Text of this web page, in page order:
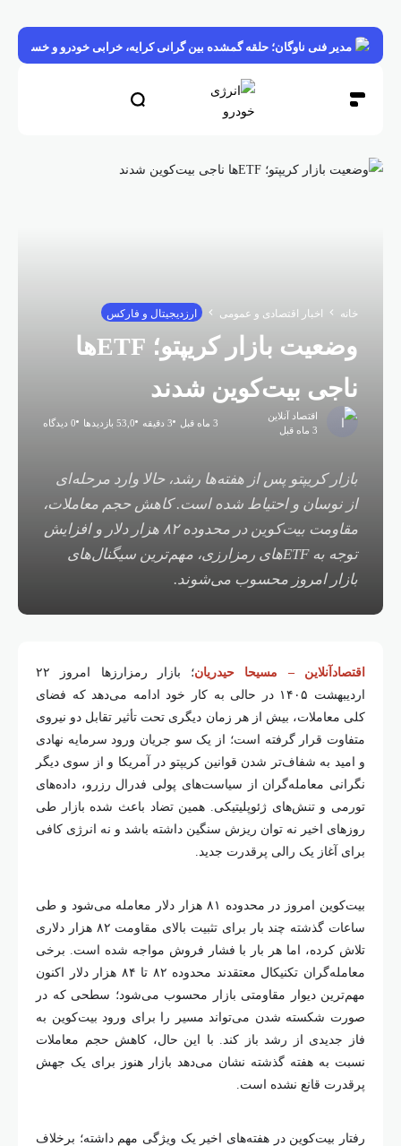
مدیر فنی ناوگان؛ حلقه گمشده بین گرانی کرایه، خرابی خودرو و خسارت بار
اخبار اقتصادی و عمومی ارزدیجیتال و فارکس
وضعیت بازار کریپتو؛ ETFها
ناجی بیت‌کوین شدند
اقتصاد آنلاین
3 دقیقه 53,0 بازدیدها 0 دیدگاه
بازار کریپتو پس از هفته‌ها رشد، حالا وارد مرحله‌ای
از نوسان و احتیاط شده است. کاهش حجم معاملات،
مقاومت بیت‌کوین در محدوده ۸۲ هزار دلار و افزایش
توجه به ETFهای رمزارزی، مهم‌ترین سیگنال‌های
بازار امروز محسوب می‌شوند.
اقتصادآنلاین – مسیحا حیدریان
؛ بازار رمزارز‌ها امروز ۲۲
اردیبهشت ۱۴۰۵ در حالی به کار خود ادامه می‌دهد که فضای
کلی معاملات، بیش از هر زمان دیگری تحت تأثیر تقابل دو نیروی
متفاوت قرار گرفته است؛ از یک سو جریان ورود سرمایه نهادی
و امید به شفاف‌تر شدن قوانین کریپتو در آمریکا و از سوی دیگر
نگرانی معامله‌گران از سیاست‌های پولی فدرال رزرو، داده‌های
تورمی و تنش‌های ژئوپلیتیکی. همین تضاد باعث شده بازار طی
روز‌های اخیر نه توان ریزش سنگین داشته باشد و نه انرژی کافی
برای آغاز یک رالی پرقدرت جدید.
بیت‌کوین امروز در محدوده ۸۱ هزار دلار معامله می‌شود و طی
ساعات گذشته چند بار برای تثبیت بالای مقاومت ۸۲ هزار دلاری
تلاش کرده، اما هر بار با فشار فروش مواجه شده است. برخی
معامله‌گران تکنیکال معتقدند محدوده ۸۲ تا ۸۴ هزار دلار اکنون
مهم‌ترین دیوار مقاومتی بازار محسوب می‌شود؛ سطحی که در
صورت شکسته شدن می‌تواند مسیر را برای ورود بیت‌کوین به
فاز جدیدی از رشد باز کند. با این حال، کاهش حجم معاملات
نسبت به هفته گذشته نشان می‌دهد بازار هنوز برای یک جهش
پرقدرت قانع نشده است.
رفتار بیت‌کوین در هفته‌های اخیر یک ویژگی مهم داشته؛ برخلاف